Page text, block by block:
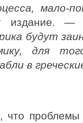
мало-
издание. —
будут
для
в
проблемы